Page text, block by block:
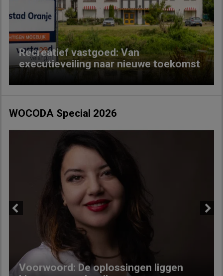
Recreatief vastgoed: Van
executieveiling naar nieuwe toekomst
Next
WOCODA Special 2026
Voorwoord: De oplossingen liggen